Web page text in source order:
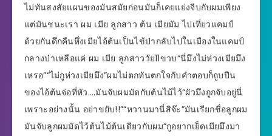
ไม่ทันสงสัยแผนของมันสมัยก่อนมันก็เคยแย่งจีบกับผมเพียง
แต่มันชนะเรา ผม เมีย ลูกสาว ต้น เมียมัม ไปเที่ยวแคมป์
ด้วยกันดึกคืนหึ่งเมียไอ้ต้นเป็นไข้ป่ากลับไปในเมืองในแคมป์
กลางป่าเหลือแค่ ผม เมีย ลูกสาววัย11ขวบ“นี่มึงไม่ห่วงเมียมึง
เหรอ”“ไม่กูห่วงเมียมึง”ผมไม่ตกทันตกใจกับคำตอบก็ถูบปืน
ของไอ้ต้นจ่อที่หัว….มันจับผมมัดกับต้นไม้ไว้“ผัวมึงถูกจับอยู่นี่
เพราะอย่างนั้น อย่าขยับ!!”“หวานมานี่สิจ๊ะ”มันเรียกชื่อลูกผม
มันจับลูกผมมัดไว้ต้นไม้ต้นเดียวกับผม“กูอยากเย็ดเมียมึงมา